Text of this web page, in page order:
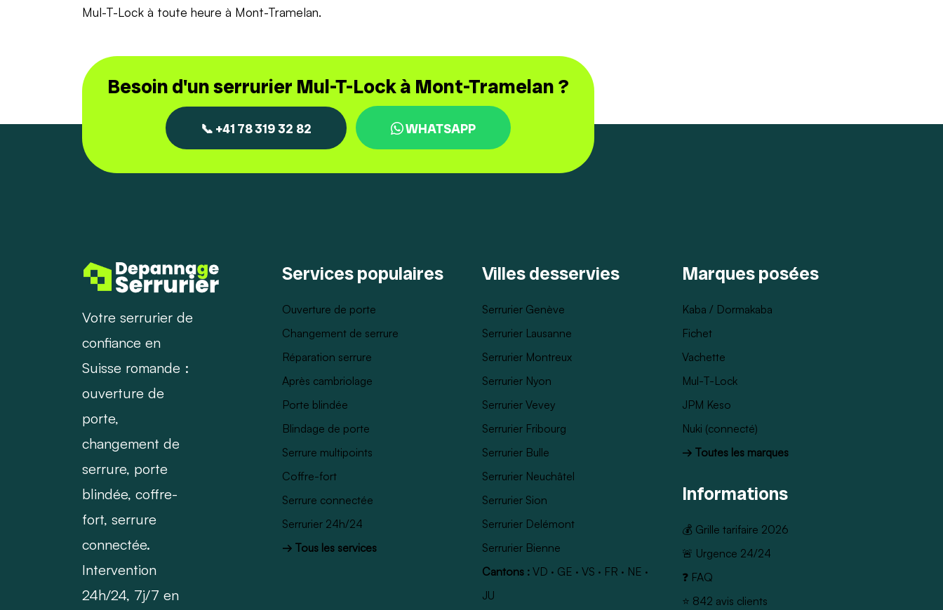
Mul-T-Lock à toute heure à Mont-Tramelan.
Besoin d'un serrurier Mul-T-Lock à Mont-Tramelan ?
📞 +41 78 319 32 82 WHATSAPP
Votre serrurier de
confiance en
Suisse romande :
ouverture de
porte,
changement de
serrure, porte
blindée, coffre-
fort, serrure
connectée.
Intervention
24h/24, 7j/7 en
Services populaires
Ouverture de porte
Changement de serrure
Réparation serrure
Après cambriolage
Porte blindée
Blindage de porte
Serrure multipoints
Coffre-fort
Serrure connectée
Serrurier 24h/24
→ Tous les services
Villes desservies
Serrurier Genève
Serrurier Lausanne
Serrurier Montreux
Serrurier Nyon
Serrurier Vevey
Serrurier Fribourg
Serrurier Bulle
Serrurier Neuchâtel
Serrurier Sion
Serrurier Delémont
Serrurier Bienne
Cantons : VD · GE · VS · FR · NE ·
JU
Marques posées
Kaba / Dormakaba
Fichet
Vachette
Mul-T-Lock
JPM Keso
Nuki (connecté)
→ Toutes les marques
Informations
💰 Grille tarifaire 2026
🚨 Urgence 24/24
❓ FAQ
⭐ 842 avis clients